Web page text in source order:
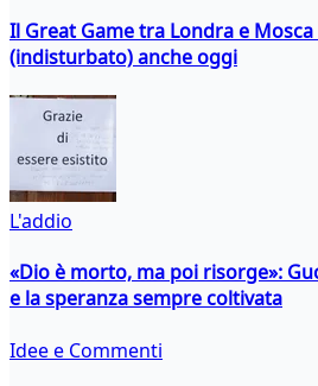
Il Great Game tra Londra e
(indisturbato) anche oggi
L'addio
«Dio è morto, ma poi risorge»:
e la speranza sempre coltivata
Idee e Commenti